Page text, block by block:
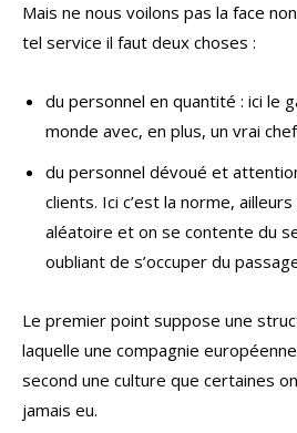
Mais ne nous voilons pas la face
tel service il faut deux choses :
du personnel en quantité : ici le
monde avec, en plus, un vrai
du personnel dévoué et
clients. Ici c’est la norme,
aléatoire et on se contente du
oubliant de s’occuper du
Le premier point suppose une
laquelle une compagnie
second une culture que certaines
jamais eu.